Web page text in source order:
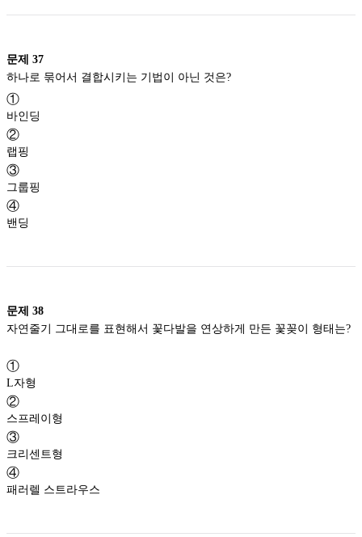
문제 37
①
바인딩
②
랩핑
③
그룹핑
④
밴딩
문제 38
자연줄기 그대로를 표현해서 꽃다발을 연상하게 만든 꽃꽂이 형태는?
①
L자형
②
스프레이형
③
크리센트형
④
패러렐 스트라우스